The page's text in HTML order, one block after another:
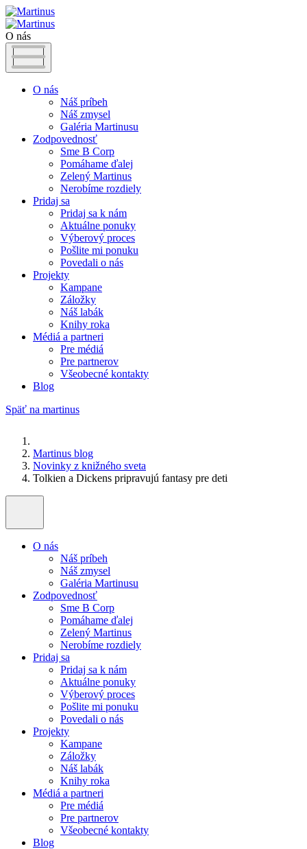
O nás
O nás
Náš príbeh
Náš zmysel
Galéria Martinusu
Zodpovednosť
Sme B Corp
Pomáhame ďalej
Zelený Martinus
Nerobíme rozdiely
Pridaj sa
Pridaj sa k nám
Aktuálne ponuky
Výberový proces
Pošlite mi ponuku
Povedali o nás
Projekty
Kampane
Záložky
Náš labák
Knihy roka
Médiá a partneri
Pre médiá
Pre partnerov
Všeobecné kontakty
Blog
Späť na martinus
Martinus blog
Novinky z knižného sveta
Tolkien a Dickens pripravujú fantasy pre deti
O nás
Náš príbeh
Náš zmysel
Galéria Martinusu
Zodpovednosť
Sme B Corp
Pomáhame ďalej
Zelený Martinus
Nerobíme rozdiely
Pridaj sa
Pridaj sa k nám
Aktuálne ponuky
Výberový proces
Pošlite mi ponuku
Povedali o nás
Projekty
Kampane
Záložky
Náš labák
Knihy roka
Médiá a partneri
Pre médiá
Pre partnerov
Všeobecné kontakty
Blog